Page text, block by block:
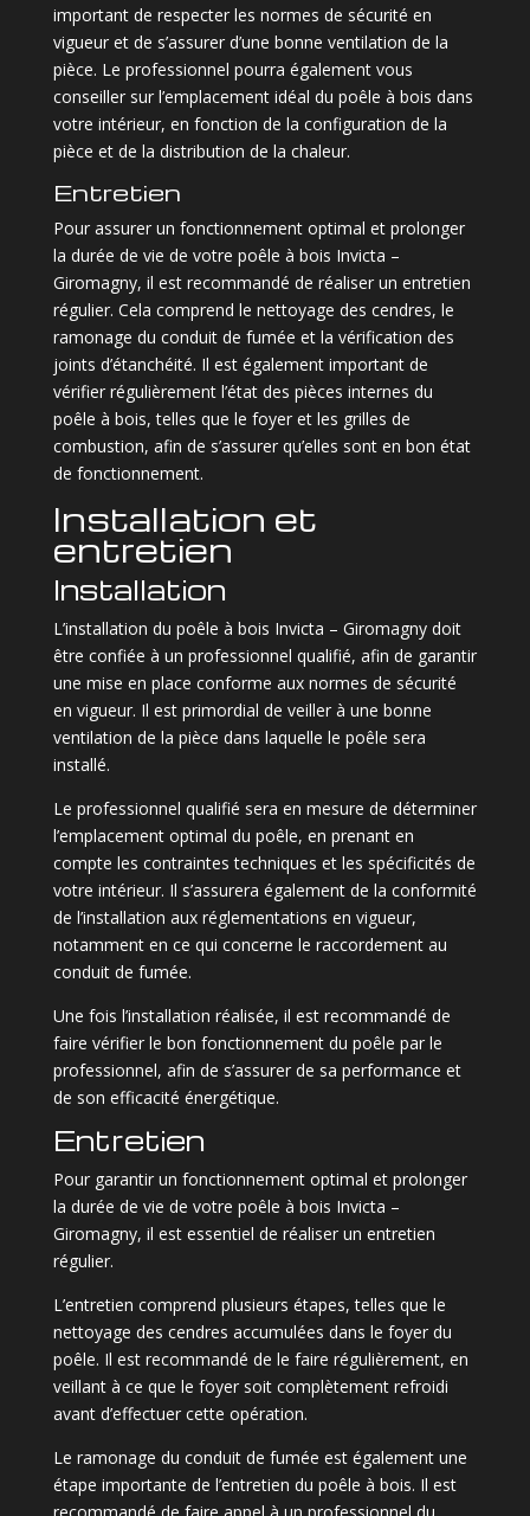
important de respecter les normes de sécurité en
vigueur et de s’assurer d’une bonne ventilation de la
pièce. Le professionnel pourra également vous
conseiller sur l’emplacement idéal du poêle à bois dans
votre intérieur, en fonction de la configuration de la
pièce et de la distribution de la chaleur.
Entretien
Pour assurer un fonctionnement optimal et prolonger
la durée de vie de votre poêle à bois Invicta –
Giromagny, il est recommandé de réaliser un entretien
régulier. Cela comprend le nettoyage des cendres, le
ramonage du conduit de fumée et la vérification des
joints d’étanchéité. Il est également important de
vérifier régulièrement l’état des pièces internes du
poêle à bois, telles que le foyer et les grilles de
combustion, afin de s’assurer qu’elles sont en bon état
de fonctionnement.
Installation et
entretien
Installation
L’installation du poêle à bois Invicta – Giromagny doit
être confiée à un professionnel qualifié, afin de garantir
une mise en place conforme aux normes de sécurité
en vigueur. Il est primordial de veiller à une bonne
ventilation de la pièce dans laquelle le poêle sera
installé.
Le professionnel qualifié sera en mesure de déterminer
l’emplacement optimal du poêle, en prenant en
compte les contraintes techniques et les spécificités de
votre intérieur. Il s’assurera également de la conformité
de l’installation aux réglementations en vigueur,
notamment en ce qui concerne le raccordement au
conduit de fumée.
Une fois l’installation réalisée, il est recommandé de
faire vérifier le bon fonctionnement du poêle par le
professionnel, afin de s’assurer de sa performance et
de son efficacité énergétique.
Entretien
Pour garantir un fonctionnement optimal et prolonger
la durée de vie de votre poêle à bois Invicta –
Giromagny, il est essentiel de réaliser un entretien
régulier.
L’entretien comprend plusieurs étapes, telles que le
nettoyage des cendres accumulées dans le foyer du
poêle. Il est recommandé de le faire régulièrement, en
veillant à ce que le foyer soit complètement refroidi
avant d’effectuer cette opération.
Le ramonage du conduit de fumée est également une
étape importante de l’entretien du poêle à bois. Il est
recommandé de faire appel à un professionnel du